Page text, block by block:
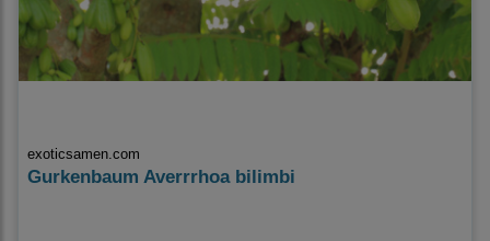
exoticsamen.com
Gurkenbaum Averrrhoa bilimbi